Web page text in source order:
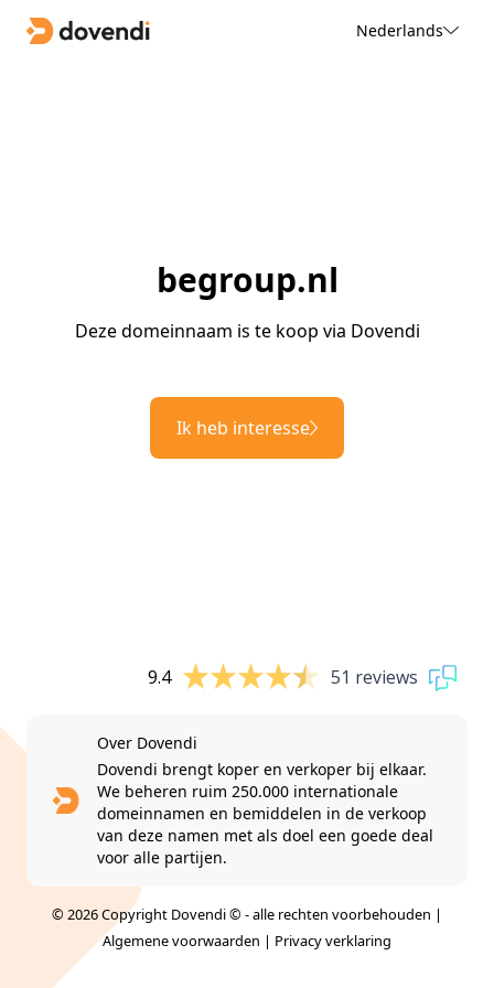
Nederlands
begroup.nl
Deze domeinnaam is te koop via Dovendi
Ik heb interesse
9.4 51 reviews
Over Dovendi
Dovendi brengt koper en verkoper bij elkaar.
We beheren ruim 250.000 internationale
domeinnamen en bemiddelen in de verkoop
van deze namen met als doel een goede deal
voor alle partijen.
© 2026 Copyright Dovendi © - alle rechten voorbehouden |
Algemene voorwaarden | Privacy verklaring